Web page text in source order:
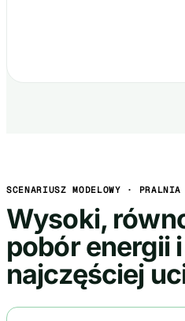
SCENARIUSZ MODELOWY · PRALNIA
Wysoki,
pobór energii
najczęściej